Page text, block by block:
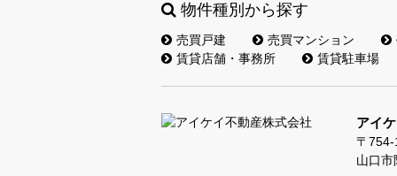
物件種別から探す
売買戸建 売買マンション
賃貸店舗・事務所
賃貸駐車場
アイ
〒754-
山口市